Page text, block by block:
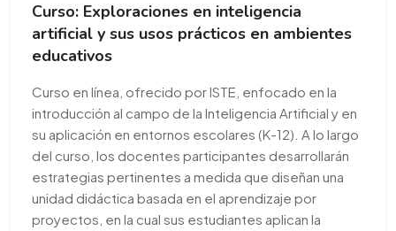
Curso: Exploraciones en inteligencia
artificial y sus usos prácticos en ambientes
educativos
Curso en línea, ofrecido por ISTE, enfocado en la
introducción al campo de la Inteligencia Artificial y en
su aplicación en entornos escolares (K-12). A lo largo
del curso, los docentes participantes desarrollarán
estrategias pertinentes a medida que diseñan una
unidad didáctica basada en el aprendizaje por
proyectos, en la cual sus estudiantes aplican la